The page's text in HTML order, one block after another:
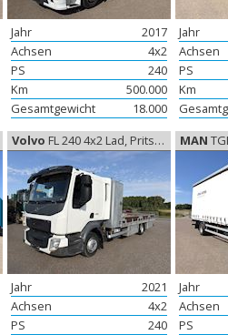
Jahr
2017
Achsen
4x2
PS
240
Km
500.000
Gesamtgewicht
18.000
Jahr
Achsen
PS
Km
Volvo FL 240 4x2 Lad, Pritsche
Jahr
2021
Achsen
4x2
PS
240
MAN TGM
Jahr
Achsen
PS